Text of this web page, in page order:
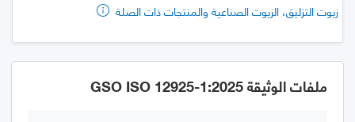
زيوت التزليق، الزيوت الصناعية والمنتجات ذات الصلة
ملفات الوثيقة GSO ISO 12925-1:2025